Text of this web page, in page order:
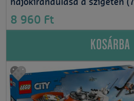
hajókirándulása a szigeten
8 960 Ft
KOSÁRBA